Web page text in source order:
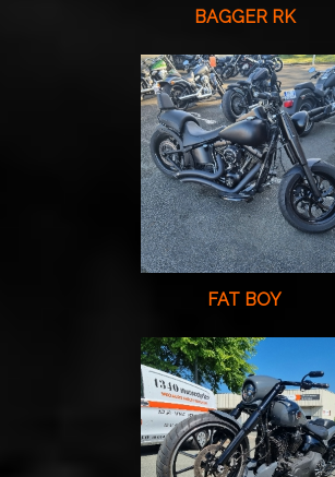
BAGGER RK
FAT BOY